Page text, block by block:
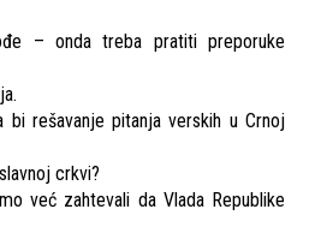
– onda treba pratiti preporuke
bi rešavanje pitanja verskih u Crnoj
crkvi?
već zahtevali da Vlada Republike